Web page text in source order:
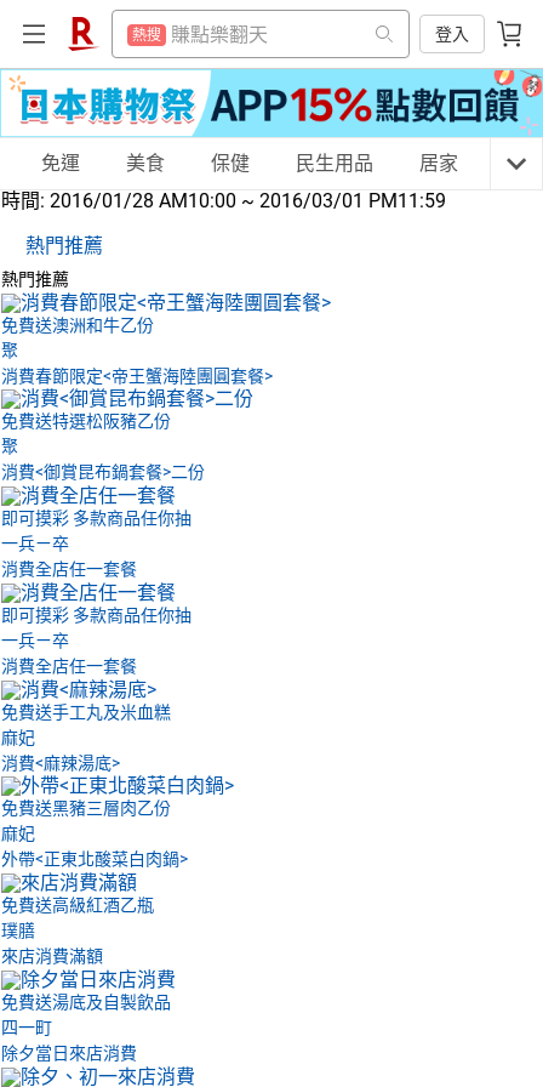
熱搜 賺點樂翻天
熱搜 防颱專區
熱搜 299超取免運
微波爐
熱搜
熱搜 平板電腦
熱搜
熱搜 熱門飯店推薦
登入
熱搜 防颱專區
熱搜 299超取免運
熱搜 微波爐
熱搜 吹風機
熱搜 電子閱讀器
熱搜 平板電腦
熱搜 熱門飯店推薦
購物網分類
天天免運
居家生活 3C家電
女裝 男裝
日本購物 電子/紙本書
免運 美食 保健 民生用品 居家
3C
時間: 2016/01/28 AM10:00 ~ 2016/03/01 PM11:59
熱門推薦
熱門推薦
免費送澳洲和牛乙份
聚
消費春節限定<帝王蟹海陸團圓套餐>
免費送特選松阪豬乙份
聚
消費<御賞昆布鍋套餐>二份
即可摸彩 多款商品任你抽
一兵ㄧ卒
消費全店任一套餐
即可摸彩 多款商品任你抽
一兵ㄧ卒
消費全店任一套餐
免費送手工丸及米血糕
麻妃
消費<麻辣湯底>
免費送黑豬三層肉乙份
麻妃
外帶<正東北酸菜白肉鍋>
免費送高級紅酒乙瓶
璞膳
來店消費滿額
免費送湯底及自製飲品
四一町
除夕當日來店消費